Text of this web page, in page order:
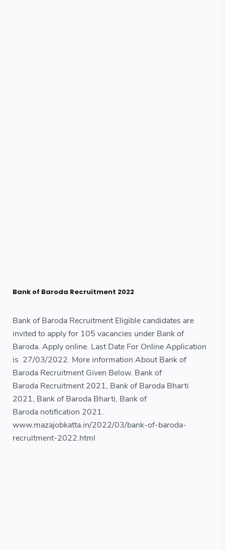
Bank of Baroda Recruitment 2022
Bank of Baroda Recruitment Eligible candidates are
invited to apply for 105 vacancies under Bank of
Baroda. Apply online. Last Date For Online Application
is 27/03/2022. More information About Bank of
Baroda Recruitment Given Below. Bank of
Baroda Recruitment 2021, Bank of Baroda Bharti
2021, Bank of Baroda Bharti, Bank of
Baroda notification 2021.
www.mazajobkatta.in/2022/03/bank-of-baroda-
recruitment-2022.html